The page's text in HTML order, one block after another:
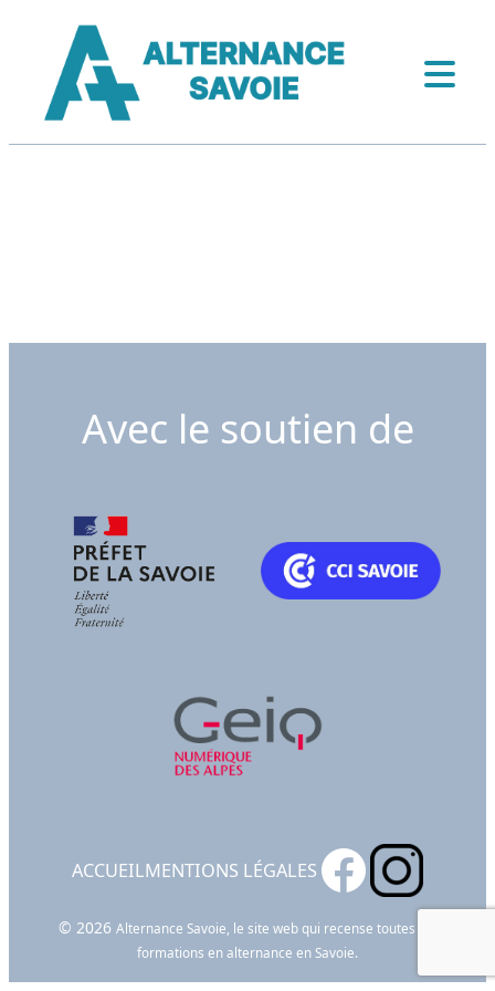
Avec le soutien de
ACCUEILMENTIONS LÉGALES
© 2026 Alternance Savoie, le site web qui recense toutes les
formations en alternance en Savoie.